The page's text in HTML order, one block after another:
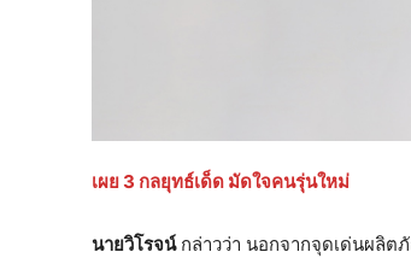
เผย 3 กลยุทธ์เด็ด มัดใจคนรุ่นใหม่
นายวิโรจน์กล่าวว่า นอกจากจุดเด่นผลิต